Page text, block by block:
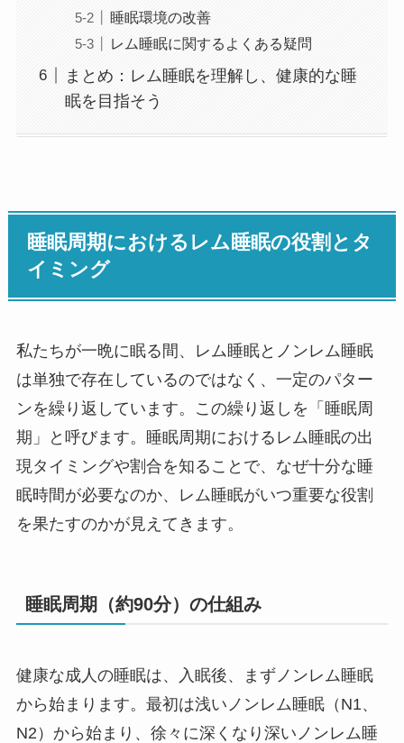
睡眠環境の改善
レム睡眠に関するよくある疑問
まとめ：レム睡眠を理解し、健康的な睡
眠を目指そう
睡眠周期におけるレム睡眠の役割とタ
イミング
私たちが一晩に眠る間、レム睡眠とノンレム睡眠
は単独で存在しているのではなく、一定のパター
ンを繰り返しています。この繰り返しを「睡眠周
期」と呼びます。睡眠周期におけるレム睡眠の出
現タイミングや割合を知ることで、なぜ十分な睡
眠時間が必要なのか、レム睡眠がいつ重要な役割
を果たすのかが見えてきます。
睡眠周期（約90分）の仕組み
健康な成人の睡眠は、入眠後、まずノンレム睡眠
から始まります。最初は浅いノンレム睡眠（N1、
N2）から始まり、徐々に深くなり深いノンレム睡